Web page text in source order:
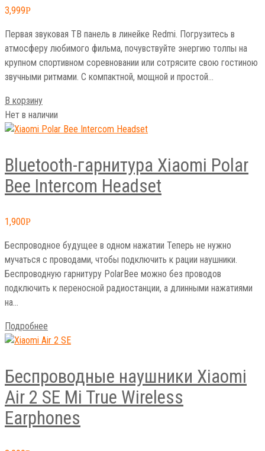
3,999Р
Первая звуковая ТВ панель в линейке Redmi. Погрузитесь в
атмосферу любимого фильма, почувствуйте энергию толпы на
крупном спортивном соревновании или сотрясите свою гостиною
звучными ритмами. С компактной, мощной и простой…
В корзину
Нет в наличии
Bluetooth-гарнитура Xiaomi Polar
Bee Intercom Headset
1,900Р
Беспроводное будущее в одном нажатии Теперь не нужно
мучаться с проводами, чтобы подключить к рации наушники.
Беспроводную гарнитуру PolarBee можно без проводов
подключить к переносной радиостанции, а длинными нажатиями
на…
Подробнее
Беспроводные наушники Xiaomi
Air 2 SE Mi True Wireless
Earphones